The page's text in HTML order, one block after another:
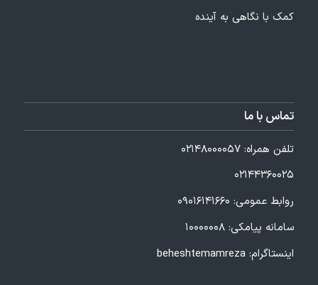
کمک با نگاهی به آینده
تماس با ما
تلفن همراه: ۰۲۱۴۸۰۰۰۰۵۷
۰۲۱۴۴۳۶۰۰۲۵
روابط عمومی: ۰۹۰۱۶۱۴۱۶۶۰
سامانه پیامکی: ۱۰۰۰۰۰۰۸
اینستاگرام: beheshtemamreza